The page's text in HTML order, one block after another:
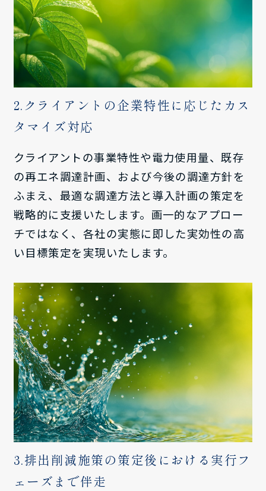
2.クライアントの企業特性に応じたカス
タマイズ対応
クライアントの事業特性や電力使用量、既存
の再エネ調達計画、および今後の調達方針を
ふまえ、最適な調達方法と導入計画の策定を
戦略的に支援いたします。画一的なアプロー
チではなく、各社の実態に即した実効性の高
い目標策定を実現いたします。
3.排出削減施策の策定後における実行フ
ェーズまで伴走